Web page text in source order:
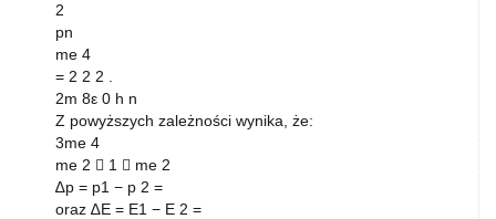
2
pn
me 4
= 2 2 2 .
2m 8ε 0 h n
Z powyższych zależności wynika, że:
3me 4
me 2  1  me 2
∆p = p1 − p 2 =
oraz ∆E = E1 − E 2 =